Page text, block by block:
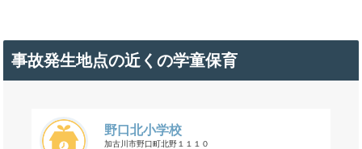
事故発生地点の近くの学童保育
野口北小学校
加古川市野口町北野１１１０